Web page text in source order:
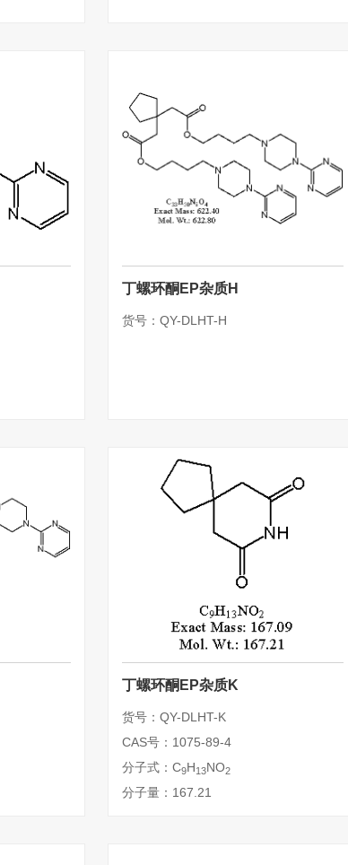
丁螺环酮EP杂质H
货号：QY-DLHT-H
丁螺环酮EP杂质K
货号：QY-DLHT-K
CAS号：1075-89-4
分子式：C9H13NO2
分子量：167.21